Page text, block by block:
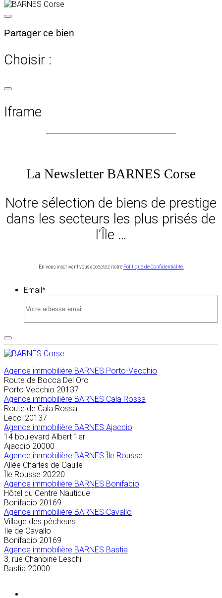
Partager ce bien
Choisir :
Iframe
La Newsletter BARNES Corse
Notre sélection de biens de prestige
dans les secteurs les plus prisés de
l’Île …
En vous inscrivant vous acceptez notre Politique de Confidentialité.
Email*
Agence immobilière BARNES Porto-Vecchio
Route de Bocca Del Oro
Porto Vecchio 20137
Agence immobilière BARNES Cala Rossa
Route de Cala Rossa
Lecci 20137
Agence immobilière BARNES Ajaccio
14 boulevard Albert 1er
Ajaccio 20000
Agence immobilière BARNES Île Rousse
Allée Charles de Gaulle
Île Rousse 20220
Agence immobilière BARNES Bonifacio
Hôtel du Centre Nautique
Bonifacio 20169
Agence immobilière BARNES Cavallo
Village des pêcheurs
Ile de Cavallo
Bonifacio 20169
Agence immobilière BARNES Bastia
3, rue Chanoine Leschi
Bastia 20000